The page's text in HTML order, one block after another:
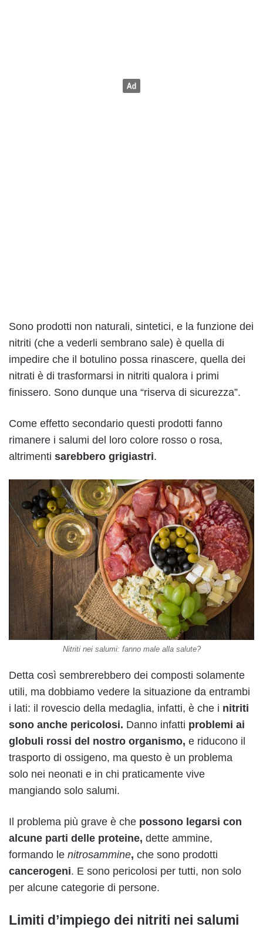
Sono prodotti non naturali, sintetici, e la funzione dei
nitriti (che a vederli sembrano sale) è quella di
impedire che il botulino possa rinascere, quella dei
nitrati è di trasformarsi in nitriti qualora i primi
finissero. Sono dunque una “riserva di sicurezza”.
Come effetto secondario questi prodotti fanno
rimanere i salumi del loro colore rosso o rosa,
altrimenti sarebbero grigiastri.
Nitriti nei salumi: fanno male alla salute?
Detta così sembrerebbero dei composti solamente
utili, ma dobbiamo vedere la situazione da entrambi
i lati: il rovescio della medaglia, infatti, è che i nitriti
sono anche pericolosi. Danno infatti problemi ai
globuli rossi del nostro organismo, e riducono il
trasporto di ossigeno, ma questo è un problema
solo nei neonati e in chi praticamente vive
mangiando solo salumi.
Il problema più grave è che possono legarsi con
alcune parti delle proteine, dette ammine,
formando le nitrosammine, che sono prodotti
cancerogeni. E sono pericolosi per tutti, non solo
per alcune categorie di persone.
Limiti d’impiego dei nitriti nei salumi